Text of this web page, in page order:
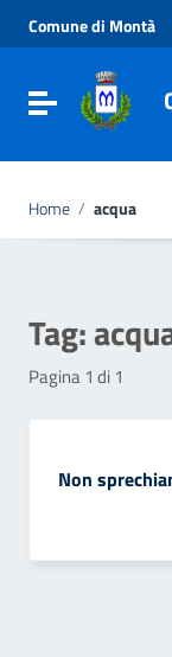
Vai al menu di
Vai al footer
Comune di Montà
Toggle
Home / acqua
Tag:
Pagina 1 di 1
Non